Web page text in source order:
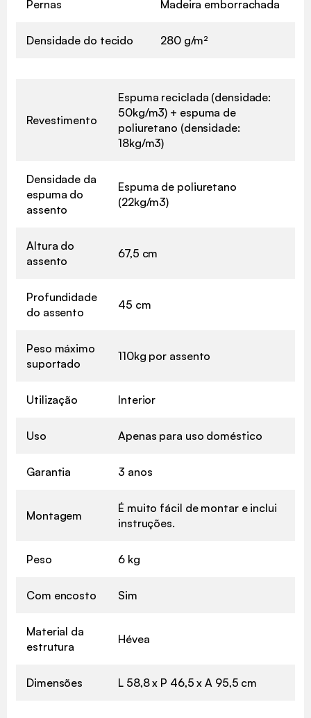
Pernas Madeira emborrachada
Densidade do tecido 280 g/m²
Revestimento
Espuma reciclada (densidade:
50kg/m3) + espuma de
poliuretano (densidade:
18kg/m3)
Densidade da
espuma do
assento
Espuma de poliuretano
(22kg/m3)
Altura do
assento
67,5 cm
Profundidade
do assento
45 cm
Peso máximo
suportado
110kg por assento
Utilização Interior
Uso Apenas para uso doméstico
Garantia 3 anos
Montagem
É muito fácil de montar e inclui
instruções.
Peso 6 kg
Com encosto Sim
Material da
estrutura
Hévea
Dimensões L 58,8 x P 46,5 x A 95,5 cm